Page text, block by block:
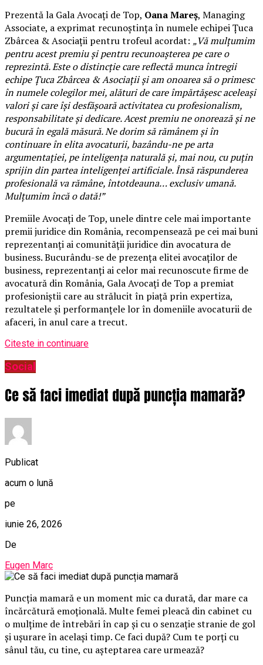
Prezentă la Gala Avocați de Top, Oana Mareș, Managing
Associate, a exprimat recunoștința în numele echipei Țuca
Zbârcea & Asociații pentru trofeul acordat: „Vă mulțumim
pentru acest premiu și pentru recunoașterea pe care o
reprezintă. Este o distincție care reflectă munca întregii
echipe Țuca Zbârcea & Asociații și am onoarea să o primesc
în numele colegilor mei, alături de care împărtășesc aceleași
valori și care își desfășoară activitatea cu profesionalism,
responsabilitate și dedicare. Acest premiu ne onorează și ne
bucură în egală măsură. Ne dorim să rămânem și în
continuare în elita avocaturii, bazându-ne pe arta
argumentației, pe inteligența naturală și, mai nou, cu puțin
sprijin din partea inteligenței artificiale. Însă răspunderea
profesională va rămâne, întotdeauna… exclusiv umană.
Mulțumim încă o dată!”
Premiile Avocați de Top, unele dintre cele mai importante
premii juridice din România, recompensează pe cei mai buni
reprezentanți ai comunității juridice din avocatura de
business. Bucurându-se de prezența elitei avocaților de
business, reprezentanți ai celor mai recunoscute firme de
avocatură din România, Gala Avocați de Top a premiat
profesioniștii care au strălucit în piață prin expertiza,
rezultatele și performanțele lor în domeniile avocaturii de
afaceri, în anul care a trecut.
Citeste in continuare
Social
Ce să faci imediat după puncția mamară?
Publicat
acum o lună
pe
iunie 26, 2026
De
Eugen Marc
Puncția mamară e un moment mic ca durată, dar mare ca
încărcătură emoțională. Multe femei pleacă din cabinet cu
o mulțime de întrebări în cap și cu o senzație stranie de gol
și ușurare în același timp. Ce faci după? Cum te porți cu
sânul tău, cu tine, cu așteptarea care urmează?